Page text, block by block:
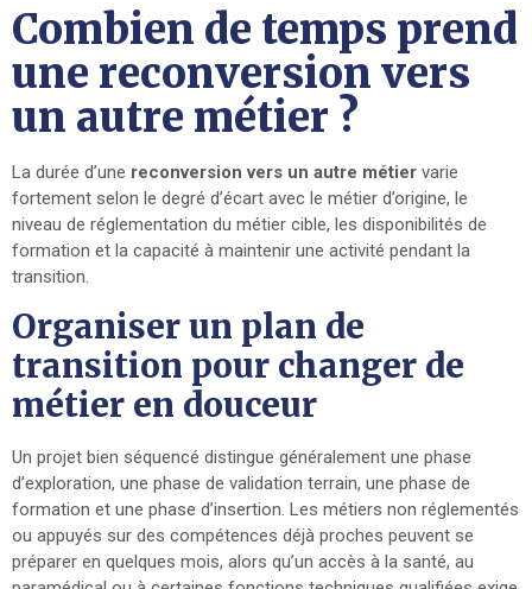
Combien de temps prend
une reconversion vers
un autre métier ?
La durée d’une reconversion vers un autre métier varie
fortement selon le degré d’écart avec le métier d’origine, le
niveau de réglementation du métier cible, les disponibilités de
formation et la capacité à maintenir une activité pendant la
transition.
Organiser un plan de
transition pour changer de
métier en douceur
Un projet bien séquencé distingue généralement une phase
d’exploration, une phase de validation terrain, une phase de
formation et une phase d’insertion. Les métiers non réglementés
ou appuyés sur des compétences déjà proches peuvent se
préparer en quelques mois, alors qu’un accès à la santé, au